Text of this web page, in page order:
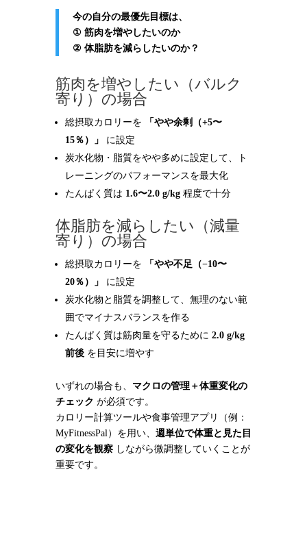
今の自分の最優先目標は、
① 筋肉を増やしたいのか
② 体脂肪を減らしたいのか？
筋肉を増やしたい（バルク
寄り）の場合
総摂取カロリーを
「やや余剰（+5〜
15％）」
に設定
炭水化物・脂質をやや多めに設定して、ト
レーニングのパフォーマンスを最大化
たんぱく質は 1.6〜2.0 g/kg程度で十分
体脂肪を減らしたい（減量
寄り）の場合
総摂取カロリーを
「やや不足（−10〜
20％）」
に設定
炭水化物と脂質を調整して、無理のない範
囲でマイナスバランスを作る
たんぱく質は筋肉量を守るために 2.0 g/kg
前後を目安に増やす
いずれの場合も、 マクロの管理＋体重変化の
チェック が必須です。
カロリー計算ツールや食事管理アプリ（例：
MyFitnessPal）を用い、 週単位で体重と見た目
の変化を観察しながら微調整していくことが
重要です。